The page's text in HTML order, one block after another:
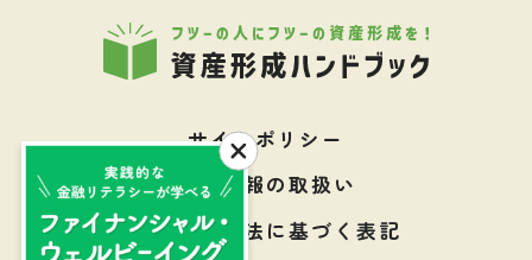
サイトポリシー
個人情報の取扱い
特定商取引法に基づく表記